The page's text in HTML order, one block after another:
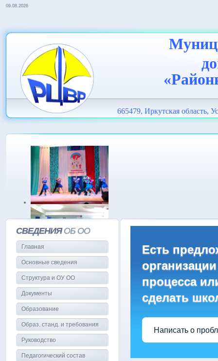
09.08.2026
665479, Иркутская область,
Есть
процесса
сделать
Написать о
СВЕДЕНИЯОБ ОО
Главная
Основные сведения
Структура и ОУ ОО
Документы
Образование
Образ. станд. и требования
Руководство
Педагогический состав